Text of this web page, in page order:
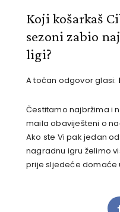
Koji košarkaš
sezoni zabio
ligi?
A točan odgovor glasi:
Čestitamo najbržima i
maila obaviješteni o
Ako ste Vi pak jedan
nagradnu igru želimo
prije sljedeće domaće